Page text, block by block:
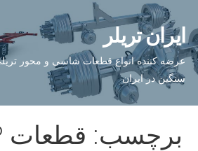
به
محتواایران تریلر
عرضه کننده انواع قطعات شاسی و محور
سنگین در ایران